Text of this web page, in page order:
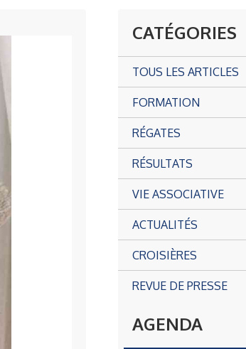
CATÉGORIES
TOUS LES ARTICLES
FORMATION
RÉGATES
RÉSULTATS
VIE ASSOCIATIVE
ACTUALITÉS
CROISIÈRES
REVUE DE PRESSE
AGENDA